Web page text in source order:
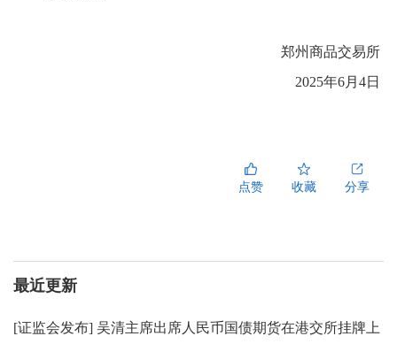
郑州商品交易所
2025年6月 4日
点赞 收藏 分享
最近更新
[证监会发布] 吴清主席出席人民币国债期货在港交所挂牌上